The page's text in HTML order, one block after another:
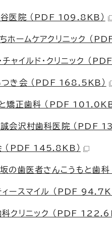
医院 （PDF 109.8KB）
ームケアクリニック （
イルド・クリニック （
き会 （PDF 168.5KB）
矯正歯科 （PDF 101.0KB
会沢村歯科医院 （PDF
PDF 145.8KB）
歯医者さんこうもと歯
ースマイル （PDF
クリニック （PDF